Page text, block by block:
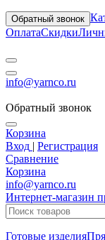
Обратный звонок
ОплатаСкидки
info@yarnco.ru
Обратный звонок
Корзина
Вход | Регистрация
Сравнение
Корзина
info@yarnco.ru
Интернет-магазин
Готовые изделия